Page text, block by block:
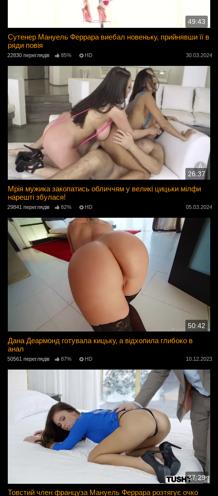
49:43
Сутенер Мануель Феррара виебал новеньку, прийнявши її в
ряди повія
22830 переглядів 85% HD 30.03.2024
26:37
Мрія мужика закопатись обличчям у великі цицьки мілфи
нарешті збулася!
29841 переглядів 82% HD 05.03.2024
50:42
Дана Деармонд готувала кицьку, а відхопила глибоко в
анал
50561 переглядів 87% HD 10.12.2023
37:29
Товстий член француза Мануель Феррара розтягує очко